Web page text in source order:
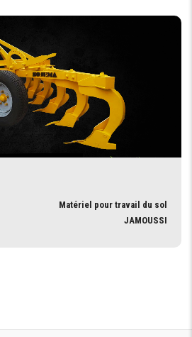
Matériel pour travail du sol
JAMOUSSI